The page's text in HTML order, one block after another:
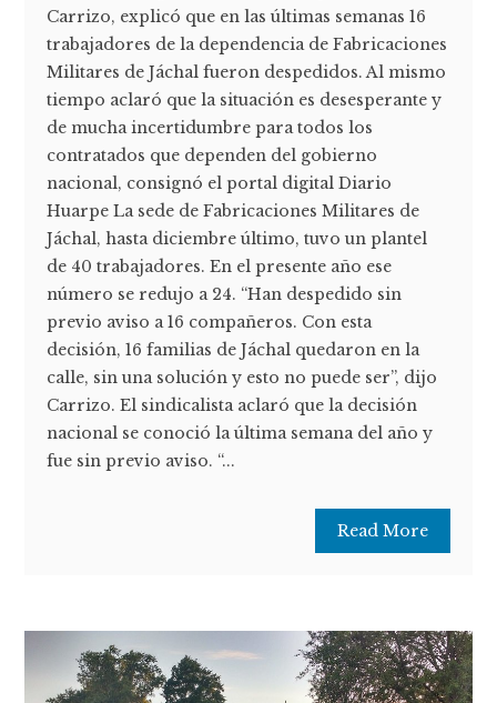
Carrizo, explicó que en las últimas semanas 16
trabajadores de la dependencia de Fabricaciones
Militares de Jáchal fueron despedidos. Al mismo
tiempo aclaró que la situación es desesperante y
de mucha incertidumbre para todos los
contratados que dependen del gobierno
nacional, consignó el portal digital Diario
Huarpe La sede de Fabricaciones Militares de
Jáchal, hasta diciembre último, tuvo un plantel
de 40 trabajadores. En el presente año ese
número se redujo a 24. “Han despedido sin
previo aviso a 16 compañeros. Con esta
decisión, 16 familias de Jáchal quedaron en la
calle, sin una solución y esto no puede ser”, dijo
Carrizo. El sindicalista aclaró que la decisión
nacional se conoció la última semana del año y
fue sin previo aviso. “...
Read More